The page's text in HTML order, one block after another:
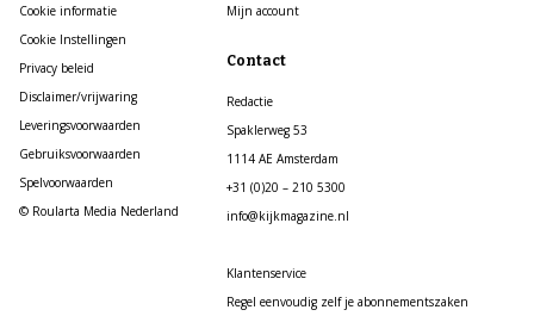
Cookie informatie
Cookie Instellingen
Privacy beleid
Disclaimer/vrijwaring
Leveringsvoorwaarden
Gebruiksvoorwaarden
Spelvoorwaarden
© Roularta Media Nederland
Mijn account
Contact
Redactie
Spaklerweg 53
1114 AE Amsterdam
+31 (0)20 – 210 5300
info@kijkmagazine.nl
Klantenservice
Regel eenvoudig zelf je abonnementszaken